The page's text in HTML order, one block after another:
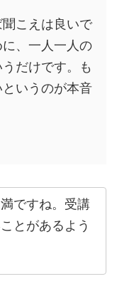
聞こえは良いで
、一人一人の
だけです。も
いうのが本音
ですね。受講
とがあるよう